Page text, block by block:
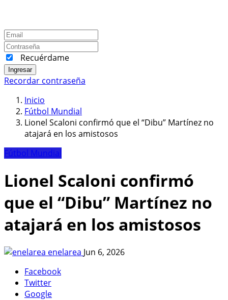
Recuérdame
Ingresar
Recordar contraseña
Inicio
Fútbol Mundial
Lionel Scaloni confirmó que el “Dibu” Martínez no
atajará en los amistosos
Fútbol Mundial
Lionel Scaloni confirmó
que el “Dibu” Martínez no
atajará en los amistosos
enelarea Jun 6, 2026
Facebook
Twitter
Google